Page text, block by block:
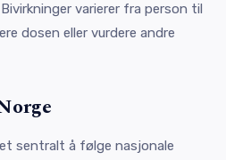
varierer fra person til
dosen eller vurdere andre
sentralt å følge nasjonale